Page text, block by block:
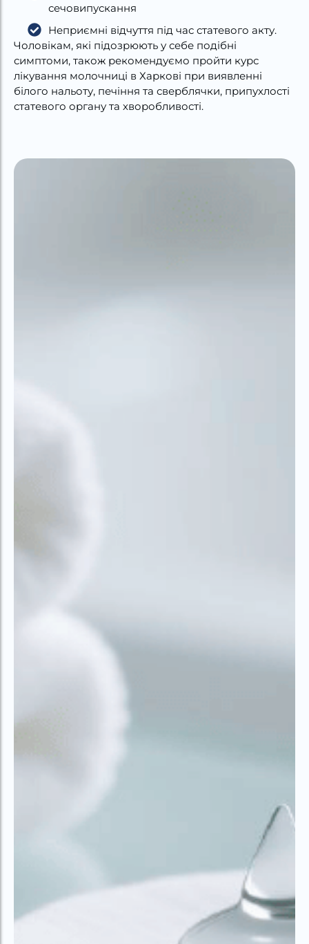
сечовипускання
Неприємні відчуття під час статевого акту.
Чоловікам, які підозрюють у себе подібні
симптоми, також рекомендуємо пройти курс
лікування молочниці в Харкові при виявленні
білого нальоту, печіння та сверблячки, припухлості
статевого органу та хворобливості.